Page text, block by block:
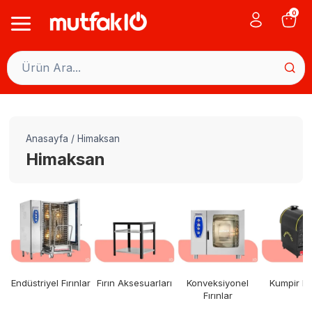
0
Anasayfa / Himaksan
Himaksan
Endüstriyel Fırınlar Fırın Aksesuarları
Konveksiyonel
Fırınlar
Kumpir